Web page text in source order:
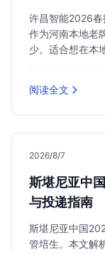
许昌智能2026春
作为河南本地老
少。适合想在本
阅读全文
2026/8/7
斯堪尼亚中
与投递指南
斯堪尼亚中国
管培生。本文解